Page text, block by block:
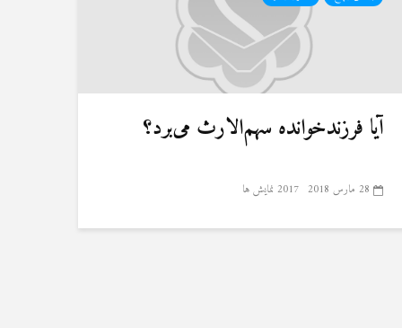
آیا فرزندخوانده سهم‌الارث می‌برد؟
28 مارس 2018 2017 نمایش ها